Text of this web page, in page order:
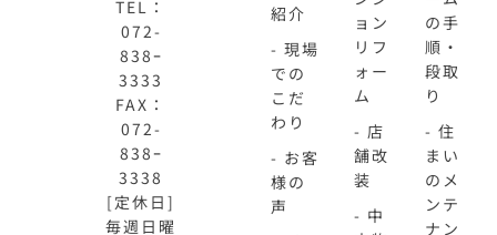
TEL：
072-
838ｰ
3333
FAX：
072-
838ｰ
3338
[定休日]
毎週日曜
紹介
- 現場
での
こだ
わり
- お客
様の
声
ョン
リフ
ォー
ム
- 店
舗改
装
- 中
の手
順・
段取
り
- 住
まい
のメ
ンテ
ナン